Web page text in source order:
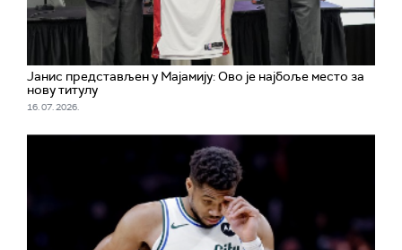
Јанис представљен у Мајамију: Ово је најбоље место за
нову титулу
16. 07. 2026.